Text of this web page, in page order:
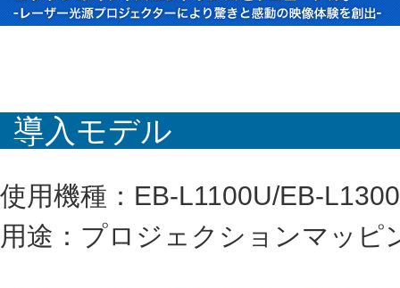
導入モデル
使用機種：EB-L1100U/EB-
用途：プロジェクションマッピ